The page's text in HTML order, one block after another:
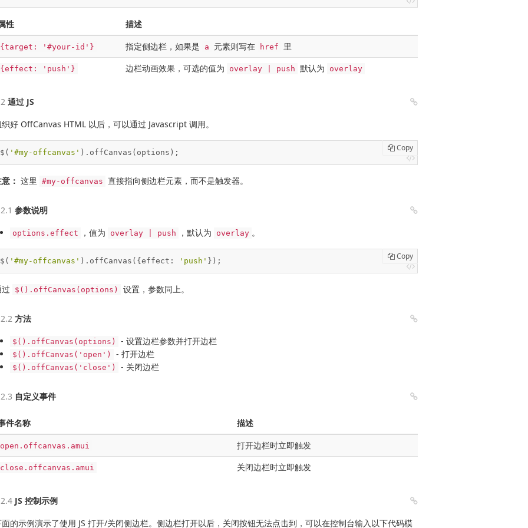
性 描述
{target: '#your-id'} 指定侧边栏，如果是 a 元素则写在 href 里
{effect: 'push'} 边栏动画效果，可选的值为 overlay | push 默认为 overlay
通过 JS
好 OffCanvas HTML 以后，可以通过 Javascript 调用。
Copy
$( '#my-offcanvas' ).offCanvas(options);
： 这里 #my-offcanvas 直接指向侧边栏元素，而不是触发器。
参数说明
options.effect ，值为 overlay | push ，默认为 overlay 。
Copy
$( '#my-offcanvas' ).offCanvas({effect: 'push' });
$().offCanvas(options) 设置，参数同上。
方法
$().offCanvas(options) - 设置边栏参数并打开边栏
$().offCanvas('open') - 打开边栏
$().offCanvas('close') - 关闭边栏
自定义事件
件名称 描述
open.offcanvas.amui 打开边栏时立即触发
close.offcanvas.amui 关闭边栏时立即触发
JS 控制示例
的示例演示了使用 JS 打开/关闭侧边栏。侧边栏打开以后，关闭按钮无法点击到，可以在控制台输入以下代码模